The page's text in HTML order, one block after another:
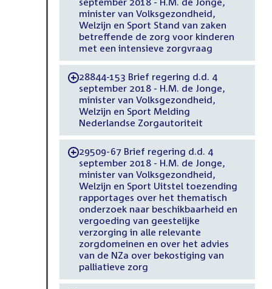
minister van Volksgezondheid,
Welzijn en Sport Stand van zaken
betreffende de zorg voor kinderen
met een intensieve zorgvraag
-28844-153 Brief regering d.d. 4
september 2018 - H.M. de Jonge,
minister van Volksgezondheid,
Welzijn en Sport Melding
Nederlandse Zorgautoriteit
-29509-67 Brief regering d.d. 4
september 2018 - H.M. de Jonge,
minister van Volksgezondheid,
Welzijn en Sport Uitstel toezending
rapportages over het thematisch
onderzoek naar beschikbaarheid en
vergoeding van geestelijke
verzorging in alle relevante
zorgdomeinen en over het advies
van de NZa over bekostiging van
palliatieve zorg